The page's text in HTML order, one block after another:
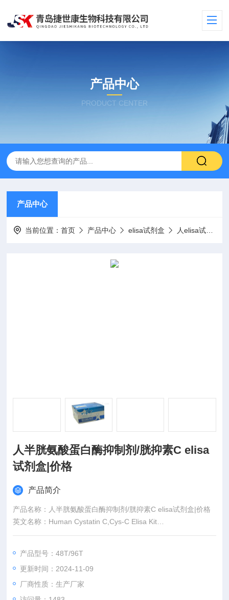
产品中心
PRODUCT CENTER
产品中心
当前位置：首页 产品中心 elisa试剂盒 人elisa试剂盒
人半胱氨酸蛋白酶抑制剂/胱抑素C elisa
试剂盒|价格
产品简介
产品名称：人半胱氨酸蛋白酶抑制剂/胱抑素C elisa试剂盒|价格
英文名称：Human Cystatin C,Cys-C Elisa Kit
产品用途：仅用于科研实验,严禁用于临床诊断。
规格：48T/96T
产品型号：48T/96T
更新时间：2024-11-09
厂商性质：生产厂家